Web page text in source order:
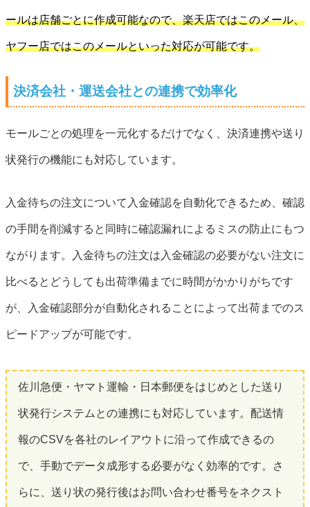
ールは店舗ごとに作成可能なので、楽天店ではこのメール、
ヤフー店ではこのメールといった対応が可能です。
決済会社・運送会社との連携で効率化
モールごとの処理を一元化するだけでなく、決済連携や送り
状発行の機能にも対応しています。
入金待ちの注文について入金確認を自動化できるため、確認
の手間を削減すると同時に確認漏れによるミスの防止にもつ
ながります。入金待ちの注文は入金確認の必要がない注文に
比べるとどうしても出荷準備までに時間がかかりがちです
が、入金確認部分が自動化されることによって出荷までのス
ピードアップが可能です。
佐川急便・ヤマト運輸・日本郵便をはじめとした送り
状発行システムとの連携にも対応しています。配送情
報のCSVを各社のレイアウトに沿って作成できるの
で、手動でデータ成形する必要がなく効率的です。さ
らに、送り状の発行後はお問い合わせ番号をネクスト